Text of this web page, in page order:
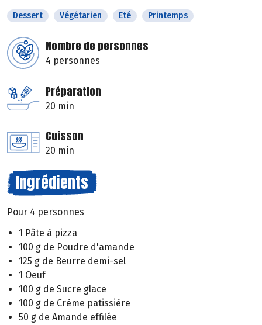
Dessert Végétarien Eté Printemps
Nombre de personnes
4 personnes
Préparation
20 min
Cuisson
20 min
Ingrédients
Pour 4 personnes
1 Pâte à pizza
100 g de Poudre d'amande
125 g de Beurre demi-sel
1 Oeuf
100 g de Sucre glace
100 g de Crème patissière
50 g de Amande effilée